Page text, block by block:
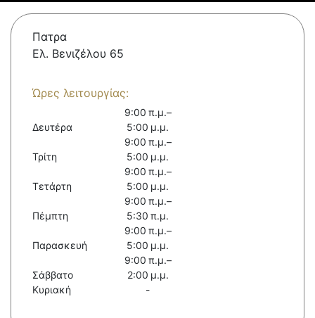
Πατρα
Ελ. Βενιζέλου 65
Ώρες λειτουργίας:
Δευτέρα
9:00 π.μ.–
5:00 μ.μ.
Τρίτη
9:00 π.μ.–
5:00 μ.μ.
Τετάρτη
9:00 π.μ.–
5:00 μ.μ.
Πέμπτη
9:00 π.μ.–
5:30 π.μ.
Παρασκευή
9:00 π.μ.–
5:00 μ.μ.
Σάββατο
9:00 π.μ.–
2:00 μ.μ.
Κυριακή
-